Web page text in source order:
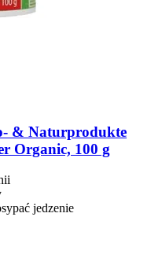
& Naturprodukte
Organic, 100 g
jedzenie